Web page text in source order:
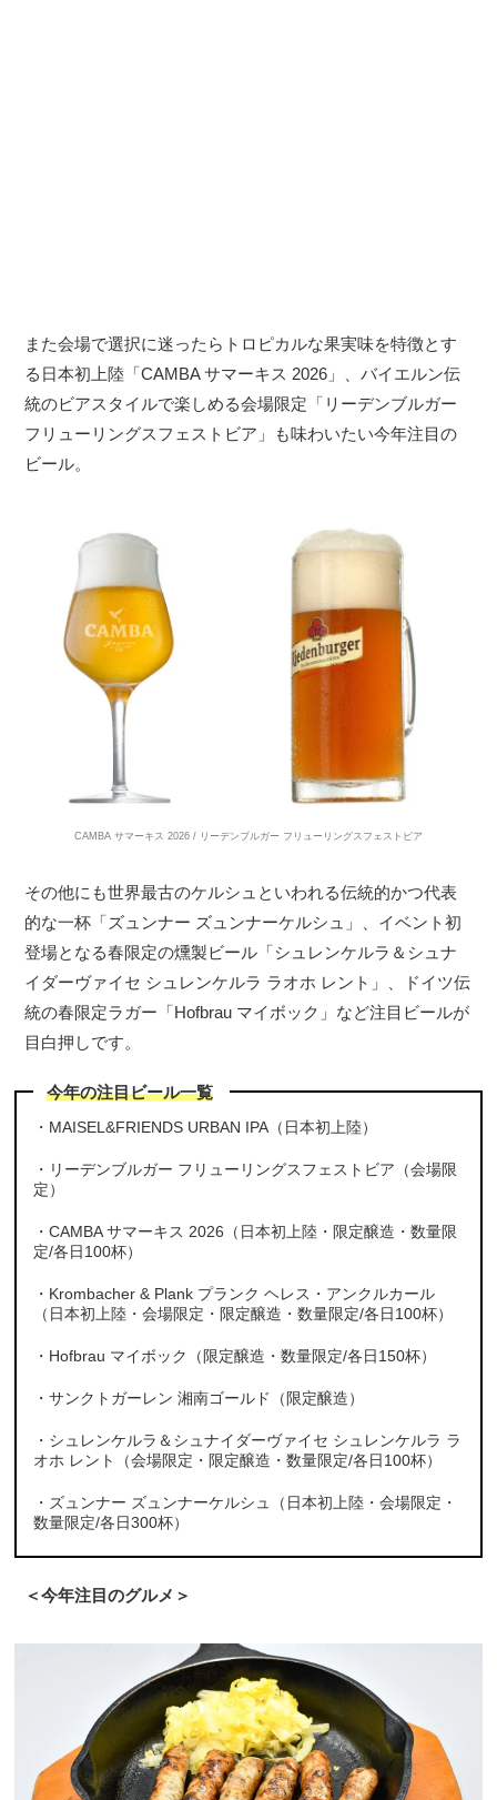
また会場で選択に迷ったらトロピカルな果実味を特徴とす
る日本初上陸「CAMBA サマーキス 2026」、バイエルン伝
統のビアスタイルで楽しめる会場限定「リーデンブルガー
フリューリングスフェストビア」も味わいたい今年注目の
ビール。
CAMBA サマーキス 2026 / リーデンブルガー フリューリングスフェストビア
その他にも世界最古のケルシュといわれる伝統的かつ代表
的な一杯「ズュンナー ズュンナーケルシュ」、イベント初
登場となる春限定の燻製ビール「シュレンケルラ＆シュナ
イダーヴァイセ シュレンケルラ ラオホ レント」、ドイツ伝
統の春限定ラガー「Hofbrau マイボック」など注目ビールが
目白押しです。
今年の注目ビール一覧
・MAISEL&FRIENDS URBAN IPA（日本初上陸）
・リーデンブルガー フリューリングスフェストビア（会場限
定）
・CAMBA サマーキス 2026（日本初上陸・限定醸造・数量限
定/各日100杯）
・Krombacher & Plank プランク ヘレス・アンクルカール
（日本初上陸・会場限定・限定醸造・数量限定/各日100杯）
・Hofbrau マイボック（限定醸造・数量限定/各日150杯）
・サンクトガーレン 湘南ゴールド（限定醸造）
・シュレンケルラ＆シュナイダーヴァイセ シュレンケルラ ラ
オホ レント（会場限定・限定醸造・数量限定/各日100杯）
・ズュンナー ズュンナーケルシュ（日本初上陸・会場限定・
数量限定/各日300杯）
＜今年注目のグルメ＞